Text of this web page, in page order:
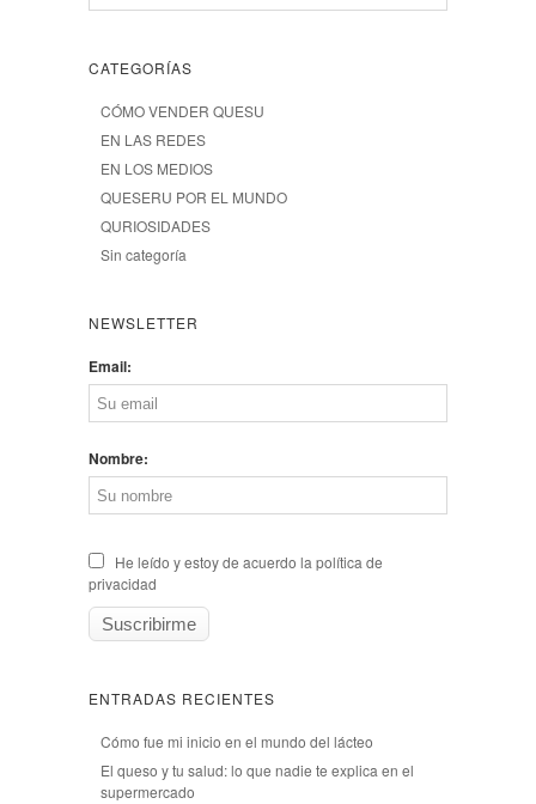
CATEGORÍAS
CÓMO VENDER QUESU
EN LAS REDES
EN LOS MEDIOS
QUESERU POR EL MUNDO
QURIOSIDADES
Sin categoría
NEWSLETTER
Email:
Nombre:
He leído y estoy de acuerdo la política de
privacidad
ENTRADAS RECIENTES
Cómo fue mi inicio en el mundo del lácteo
El queso y tu salud: lo que nadie te explica en el
supermercado